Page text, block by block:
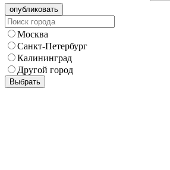
Москва
Санкт-Петербург
Калининград
Другой город
Выбрать